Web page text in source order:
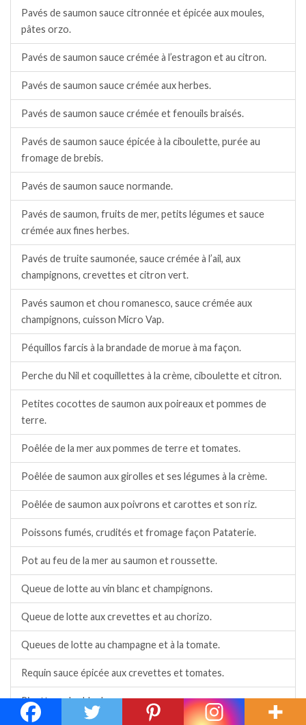
Pavés de saumon sauce citronnée et épicée aux moules,
pâtes orzo.
Pavés de saumon sauce crémée à l’estragon et au citron.
Pavés de saumon sauce crémée aux herbes.
Pavés de saumon sauce crémée et fenouils braisés.
Pavés de saumon sauce épicée à la ciboulette, purée au
fromage de brebis.
Pavés de saumon sauce normande.
Pavés de saumon, fruits de mer, petits légumes et sauce
crémée aux fines herbes.
Pavés de truite saumonée, sauce crémée à l’ail, aux
champignons, crevettes et citron vert.
Pavés saumon et chou romanesco, sauce crémée aux
champignons, cuisson Micro Vap.
Péquillos farcis à la brandade de morue à ma façon.
Perche du Nil et coquillettes à la crème, ciboulette et citron.
Petites cocottes de saumon aux poireaux et pommes de
terre.
Poêlée de la mer aux pommes de terre et tomates.
Poêlée de saumon aux girolles et ses légumes à la crème.
Poêlée de saumon aux poivrons et carottes et son riz.
Poissons fumés, crudités et fromage façon Pataterie.
Pot au feu de la mer au saumon et roussette.
Queue de lotte au vin blanc et champignons.
Queue de lotte aux crevettes et au chorizo.
Queues de lotte au champagne et à la tomate.
Requin sauce épicée aux crevettes et tomates.
Risotto au haddock.